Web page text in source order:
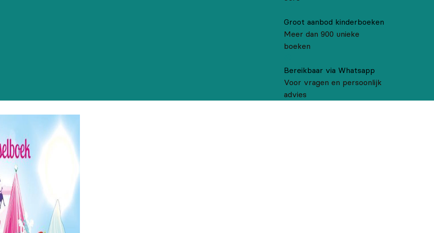
Groot aanbod kinderboeken
Meer dan 900 unieke
boeken
Bereikbaar via Whatsapp
Voor vragen en persoonlijk
advies